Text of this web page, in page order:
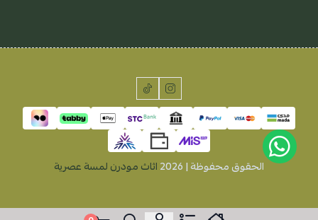
الحقوق محفوظة | 2026 اثاث مودرن لمسة عصرية